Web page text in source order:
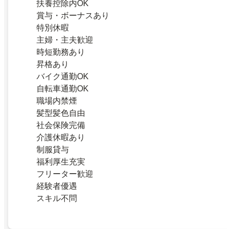
扶養控除内OK
賞与・ボーナスあり
特別休暇
主婦・主夫歓迎
時短勤務あり
昇格あり
バイク通勤OK
自転車通勤OK
職場内禁煙
髪型髪色自由
社会保険完備
介護休暇あり
制服貸与
福利厚生充実
フリーター歓迎
経験者優遇
スキル不問